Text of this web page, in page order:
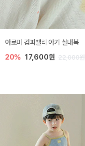
아로미 컴피벨리 아기 실내복
20% 17,600원 22,000원